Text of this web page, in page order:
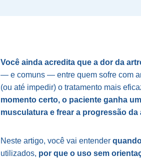
Você ainda acredita que a dor da
— e comuns — entre quem sofre com
(ou até impedir) o tratamento mais
momento certo, o paciente ganha
musculatura e frear a progressão da
Neste artigo, você vai entender
utilizados, por que o uso sem